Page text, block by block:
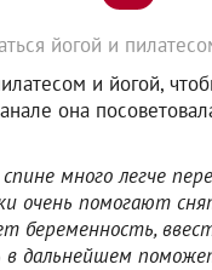
йогой и
и йогой,
она
много легче
очень помогают
беременность,
в дальнейшем